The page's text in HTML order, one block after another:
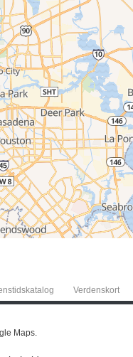
Verdenskort
Maps.